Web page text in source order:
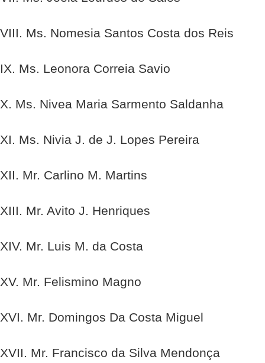
VIII. Ms. Nomesia Santos Costa dos Reis
IX. Ms. Leonora Correia Savio
X. Ms. Nivea Maria Sarmento Saldanha
XI. Ms. Nivia J. de J. Lopes Pereira
XII. Mr. Carlino M. Martins
XIII. Mr. Avito J. Henriques
XIV. Mr. Luis M. da Costa
XV. Mr. Felismino Magno
XVI. Mr. Domingos Da Costa Miguel
XVII. Mr. Francisco da Silva Mendonça